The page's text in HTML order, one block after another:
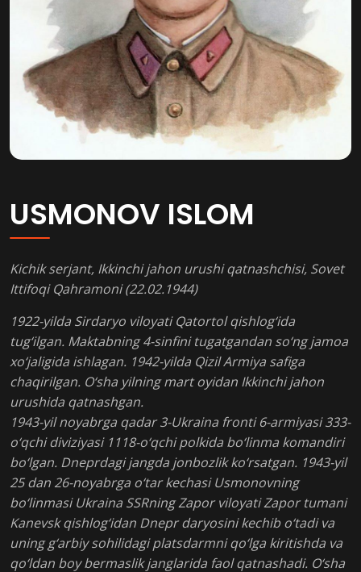
USMONOV ISLOM
Kichik serjant, Ikkinchi jahon urushi qatnashchisi, Sovet
Ittifoqi Qahramoni (22.02.1944)
1922-yilda Sirdaryo viloyati Qatortol qishlog‘ida
tug‘ilgan. Maktabning 4-sinfini tugatgandan so‘ng jamoa
xo‘jaligida ishlagan. 1942-yilda Qizil Armiya safiga
chaqirilgan. O‘sha yilning mart oyidan Ikkinchi jahon
urushida qatnashgan.
1943-yil noyabrga qadar 3-Ukraina fronti 6-armiyasi 333-
o‘qchi diviziyasi 1118-o‘qchi polkida bo‘linma komandiri
bo‘lgan. Dneprdagi jangda jonbozlik ko‘rsatgan. 1943-yil
25 dan 26-noyabrga o‘tar kechasi Usmonovning
bo‘linmasi Ukraina SSRning Zapor viloyati Zapor tumani
Kanevsk qishlog‘idan Dnepr daryosini kechib o‘tadi va
uning g‘arbiy sohilidagi platsdarmni qo‘lga kiritishda va
qo‘ldan boy bermaslik janglarida faol qatnashadi. O‘sha